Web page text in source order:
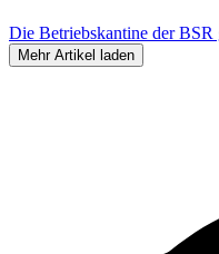
Die Betriebskantine der BSR
Mehr Artikel laden